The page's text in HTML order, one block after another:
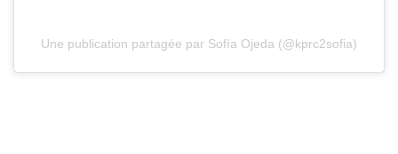
Une publication partagée par Sofía Ojeda (@kprc2sofia)